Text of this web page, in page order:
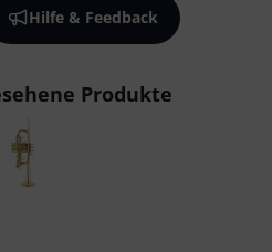
Hilfe & Feedback
Produkte